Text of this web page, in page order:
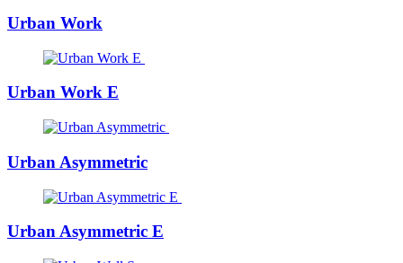
Urban Work
Urban Work E
Urban Asymmetric
Urban Asymmetric E